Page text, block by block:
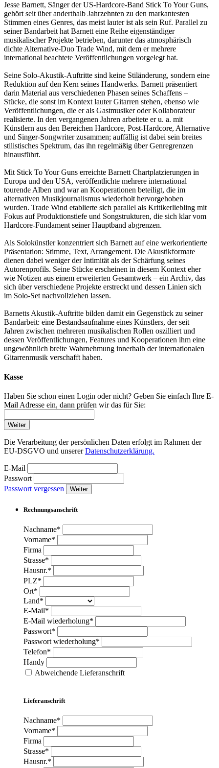
Jesse Barnett, Sänger der US-Hardcore-Band Stick To Your Guns,
gehört seit über anderthalb Jahrzehnten zu den markantesten
Stimmen eines Genres, das meist lauter ist als sein Ruf. Parallel zu
seiner Bandarbeit hat Barnett eine Reihe eigenständiger
musikalischer Projekte betrieben, darunter das atmosphärisch
dichte Alternative-Duo Trade Wind, mit dem er mehrere
international beachtete Veröffentlichungen vorgelegt hat.
Seine Solo-Akustik-Auftritte sind keine Stiländerung, sondern eine
Reduktion auf den Kern seines Handwerks. Barnett präsentiert
darin Material aus verschiedenen Phasen seines Schaffens –
Stücke, die sonst im Kontext lauter Gitarren stehen, ebenso wie
Veröffentlichungen, die er als Gastmusiker oder Kollaborateur
realisierte. In den vergangenen Jahren arbeitete er u. a. mit
Künstlern aus den Bereichen Hardcore, Post-Hardcore, Alternative
und Singer-Songwriter zusammen; auffällig ist dabei sein breites
stilistisches Spektrum, das ihn regelmäßig über Genregrenzen
hinausführt.
Mit Stick To Your Guns erreichte Barnett Chartplatzierungen in
Europa und den USA, veröffentlichte mehrere international
tourende Alben und war an Kooperationen beteiligt, die im
alternativen Musikjournalismus wiederholt hervorgehoben
wurden. Trade Wind etablierte sich parallel als Kritikerliebling mit
Fokus auf Produktionstiefe und Songstrukturen, die sich klar vom
Hardcore-Fundament seiner Hauptband abgrenzen.
Als Solokünstler konzentriert sich Barnett auf eine werkorientierte
Präsentation: Stimme, Text, Arrangement. Die Akustikformate
dienen dabei weniger der Intimität als der Schärfung seines
Autorenprofils. Seine Stücke erscheinen in diesem Kontext eher
wie Notizen aus einem erweiterten Gesamtwerk – ein Archiv, das
sich über verschiedene Projekte erstreckt und dessen Linien sich
im Solo-Set nachvollziehen lassen.
Barnetts Akustik-Auftritte bilden damit ein Gegenstück zu seiner
Bandarbeit: eine Bestandsaufnahme eines Künstlers, der seit
Jahren zwischen mehreren musikalischen Rollen oszilliert und
dessen Veröffentlichungen, Features und Kooperationen ihm eine
ungewöhnlich breite Wahrnehmung innerhalb der internationalen
Gitarrenmusik verschafft haben.
Kasse
Haben Sie schon einen Login oder nicht? Geben Sie einfach Ihre E-
Mail Adresse ein, dann prüfen wir das für Sie:
Weiter
Die Verarbeitung der persönlichen Daten erfolgt im Rahmen der
EU-DSGVO und unsererDatenschutzerklärung.
E-Mail
Passwort
Passwort vergessen
Weiter
Rechnungsanschrift
Nachname*
Vorname*
Firma
Strasse*
Hausnr.*
PLZ*
Ort*
Land*
E-Mail*
E-Mail wiederholung*
Passwort*
Passwort wiederholung*
Telefon*
Handy
Abweichende Lieferanschrift
Lieferanschrift
Nachname*
Vorname*
Firma
Strasse*
Hausnr.*